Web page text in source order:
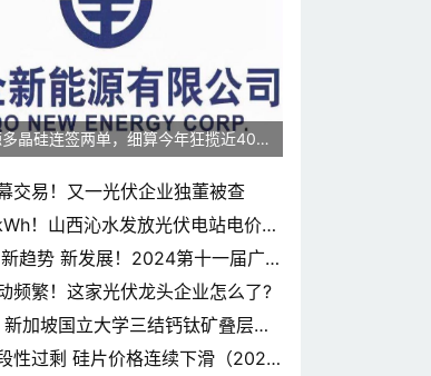
晶硅连签两单，细算今年狂揽近400
交易！又一光伏企业独董被查
！山西沁水发放光伏电站电价补
趋势 新发展！2024第十一届广东
坛即将开幕
频繁！这家光伏龙头企业怎么了?
新加坡国立大学三结钙钛矿叠层认
性过剩 硅片价格连续下滑（2024.